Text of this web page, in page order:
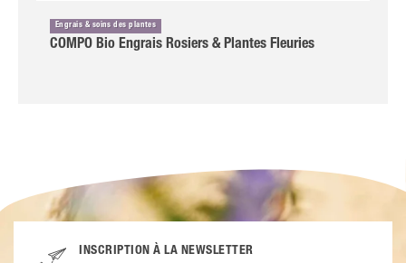
Engrais & soins des plantes
COMPO Bio Engrais Rosiers & Plantes Fleuries
INSCRIPTION À LA NEWSLETTER